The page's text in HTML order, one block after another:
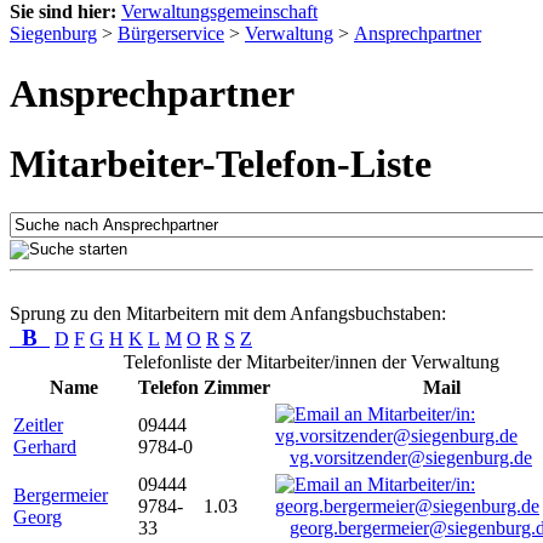
Sie sind hier: Verwaltungsgemeinschaft
Siegenburg > Bürgerservice > Verwaltung > Ansprechpartner
Ansprechpartner
Mitarbeiter-Telefon-Liste
Sprung zu den Mitarbeitern mit dem Anfangsbuchstaben:
B D F G H K L M O R S Z
Telefonliste der Mitarbeiter/innen der Verwaltung
Name
Telefon Zimmer
Mail
Zeitler
Gerhard
09444
9784-0
vg.vorsitzender@siegenburg.de
Bergermeier
Georg
09444
9784-
33
1.03